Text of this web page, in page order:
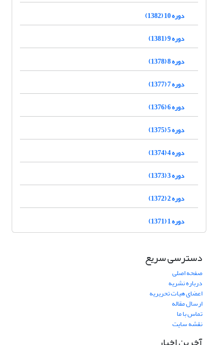
دوره 10 (1382)
دوره 9 (1381)
دوره 8 (1378)
دوره 7 (1377)
دوره 6 (1376)
دوره 5 (1375)
دوره 4 (1374)
دوره 3 (1373)
دوره 2 (1372)
دوره 1 (1371)
دسترسی سریع
صفحه اصلی
درباره نشریه
اعضای هیات تحریریه
ارسال مقاله
تماس با ما
نقشه سایت